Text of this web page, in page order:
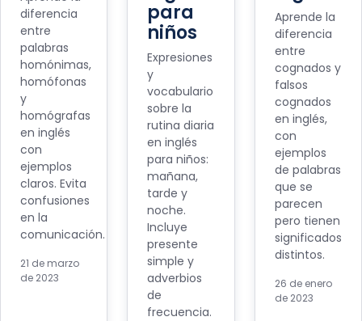
diferencia
entre
palabras
homónimas,
homófonas
y
homógrafas
en inglés
con
ejemplos
claros. Evita
confusiones
en la
comunicación.
21 de marzo
de 2023
para
niños
Expresiones
y
vocabulario
sobre la
rutina diaria
en inglés
para niños:
mañana,
tarde y
noche.
Incluye
presente
simple y
adverbios
de
frecuencia.
Aprende la
diferencia
entre
cognados y
falsos
cognados
en inglés,
con
ejemplos
de palabras
que se
parecen
pero tienen
significados
distintos.
26 de enero
de 2023